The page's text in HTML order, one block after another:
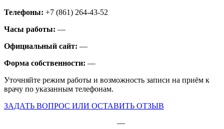
Телефоны: +7 (861) 264-43-52
Часы работы: —
Официальный сайт: —
Форма собственности: —
Уточняйте режим работы и возможность записи на приём к
врачу по указанным телефонам.
ЗАДАТЬ ВОПРОС ИЛИ ОСТАВИТЬ ОТЗЫВ
—